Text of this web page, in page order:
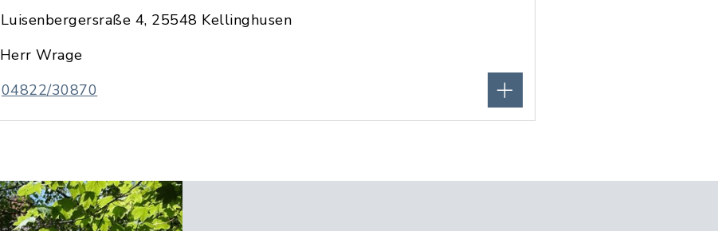
Luisenbergersraße 4, 25548 Kellinghusen
Herr Wrage
04822/30870